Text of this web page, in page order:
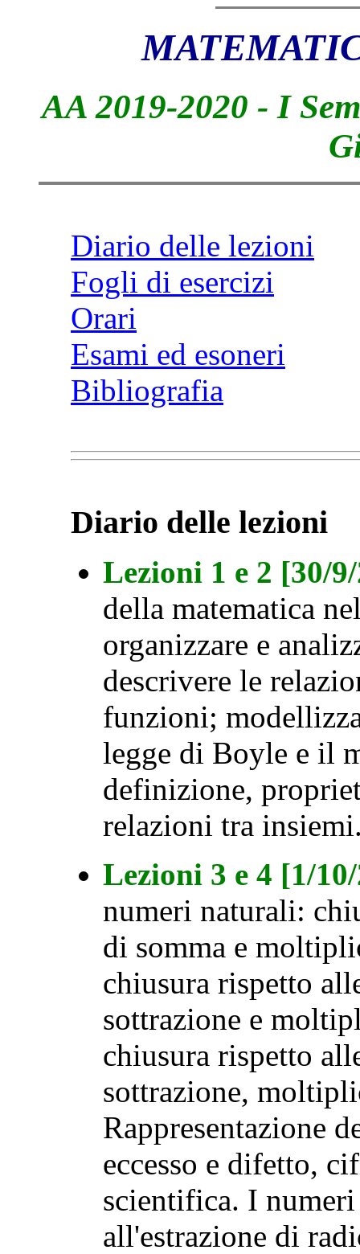
AA 2019-2020 - I
Diario delle lezioni
Fogli di esercizi
Orari
Esami ed esoneri
Bibliografia
Diario delle lezioni
Lezioni 1 e 2 [30/
della matematica
organizzare e
descrivere le
funzioni;
legge di Boyle e il
definizione,
relazioni tra
Lezioni 3 e 4 [1/
numeri naturali:
di somma e
chiusura rispetto
sottrazione e
chiusura rispetto
sottrazione,
Rappresentazione
eccesso e difetto,
scientifica. I
all'estrazione di